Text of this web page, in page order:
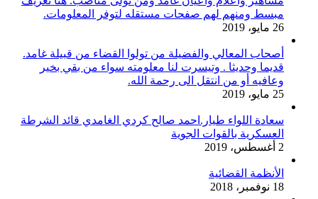
مبسط ومنهم لهم صفحات مستقله لتوفر المعلومات.
26 مايو، 2019
أصحاب المعالي والفضيلة من تولوا القضاء من قبيلة غامد.
قديما وحديثا . وتيسرت لنا معلومته سواء من بقي بخير
وعافيه أو من انتقل الى رحمة الله.
25 مايو، 2019
سعادة اللواء طيار.احمد صالح كردي الغامدي قائد الشرطة
العسكرية بالقوات الجوية
2 أغسطس، 2019
الأنظمة القضائية
18 نوفمبر، 2018